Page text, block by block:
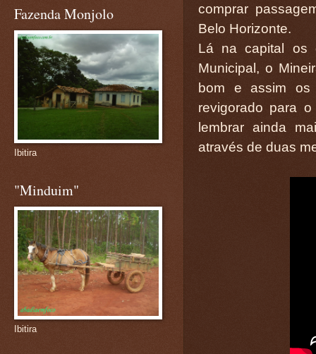
comprar
Belo Horizonte.
Lá na capital os
Municipal, o
bom e assim
revigorado para
lembrar ainda
através de duas
Fazenda Monjolo
Ibitira
"Minduim"
Ibitira